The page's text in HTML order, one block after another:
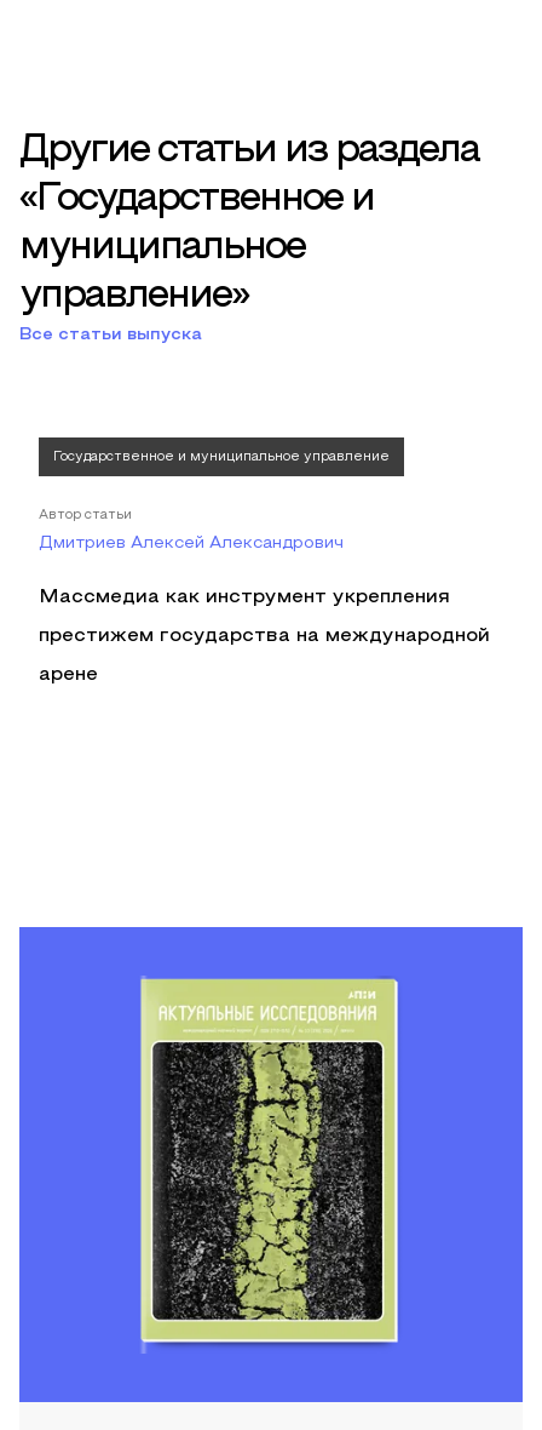
Другие статьи из раздела
«Государственное и
муниципальное
управление»
Все статьи выпуска
Государственное и муниципальное управление
Автор статьи
Дмитриев Алексей Александрович
Массмедиа как инструмент укрепления
престижем государства на международной
арене